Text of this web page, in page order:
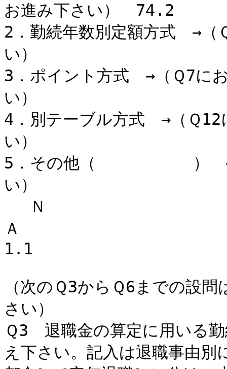
お進み下さい） 74.2
2．勤続年数別定額方式 →（
い）
3．ポイント方式 →（Ｑ7に
い）
4．別テーブル方式 →（Ｑ12
い）
5．その他（ ） →（
い）
Ｎ
1.1
（次のＱ3からＱ6までの設
さい）
Ｑ3 退職金の算定に用いる
え下さい。記入は退職事由別